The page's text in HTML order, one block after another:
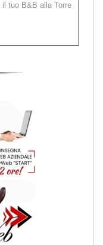
il tuo B&B alla Torre